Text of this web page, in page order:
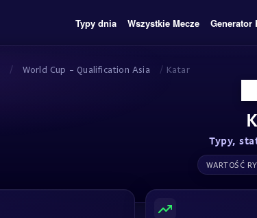
Typy dnia Wszystkie Mecze Generator
/ World Cup - Qualification Asia / Katar
Typy,
WARTOŚĆ